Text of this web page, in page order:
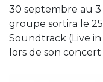
30 septembre au
groupe sortira le
Soundtrack (Live
lors de son concert